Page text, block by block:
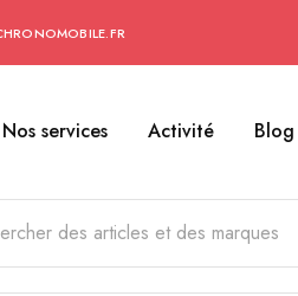
Nos services Activité Blog